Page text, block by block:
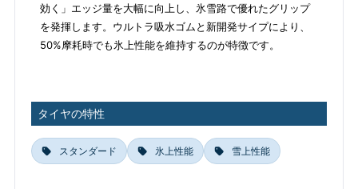
効く」エッジ量を大幅に向上し、氷雪路で優れたグリップ
を発揮します。ウルトラ吸水ゴムと新開発サイプにより、
50%摩耗時でも氷上性能を維持するのが特徴です。
タイヤの特性
スタンダード 氷上性能 雪上性能